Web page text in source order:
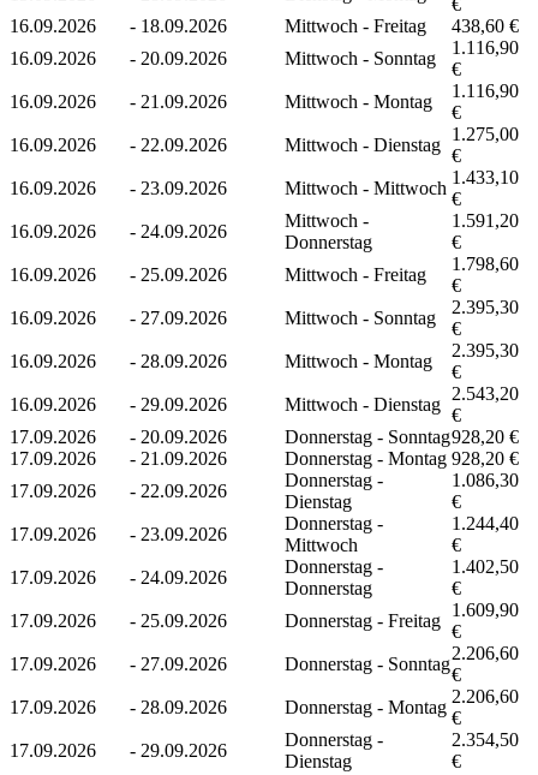
16.09.2026
- 18.09.2026 Mittwoch - Freitag
438,60 €
16.09.2026
- 20.09.2026 Mittwoch - Sonntag
1.116,90
€
16.09.2026
- 21.09.2026 Mittwoch - Montag
1.116,90
€
16.09.2026
- 22.09.2026 Mittwoch - Dienstag
1.275,00
€
16.09.2026
- 23.09.2026 Mittwoch - Mittwoch
1.433,10
€
16.09.2026
- 24.09.2026
Mittwoch -
Donnerstag
1.591,20
€
16.09.2026
- 25.09.2026 Mittwoch - Freitag
1.798,60
€
16.09.2026
- 27.09.2026 Mittwoch - Sonntag
2.395,30
€
16.09.2026
- 28.09.2026 Mittwoch - Montag
2.395,30
€
16.09.2026
- 29.09.2026 Mittwoch - Dienstag
2.543,20
€
17.09.2026
- 20.09.2026 Donnerstag - Sonntag928,20 €
17.09.2026
- 21.09.2026 Donnerstag - Montag 928,20 €
17.09.2026
- 22.09.2026
Donnerstag -
Dienstag
1.086,30
€
17.09.2026
- 23.09.2026
Donnerstag -
Mittwoch
1.244,40
€
17.09.2026
- 24.09.2026
Donnerstag -
Donnerstag
1.402,50
€
17.09.2026
- 25.09.2026 Donnerstag - Freitag
1.609,90
€
17.09.2026
- 27.09.2026 Donnerstag - Sonntag
2.206,60
€
17.09.2026
- 28.09.2026 Donnerstag - Montag
2.206,60
€
17.09.2026
- 29.09.2026
Donnerstag -
Dienstag
2.354,50
€